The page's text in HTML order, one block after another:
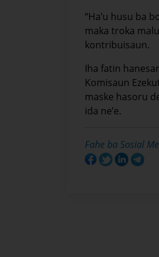
“Ha’u husu ba
maka troka
kontribuisaun.
Iha fatin
Komisaun
maske hasoru
ida ne’e.
Fahe ba Sosial